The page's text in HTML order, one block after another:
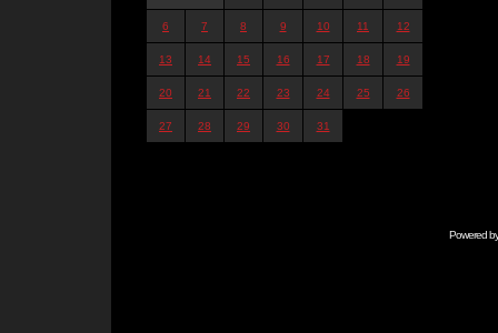
6 7 8 9 10 11 12
13 14 15 16 17 18 19
20 21 22 23 24 25 26
27 28 29 30 31
Powered